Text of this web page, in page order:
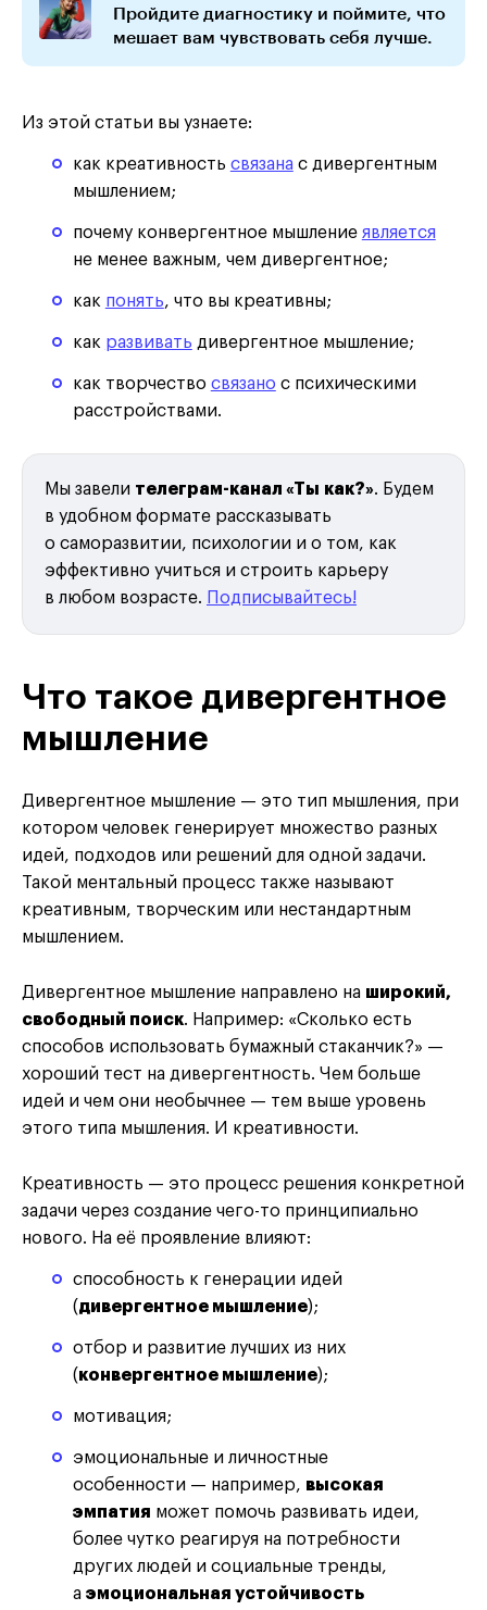
Пройдите диагностику и поймите, что
мешает вам чувствовать себя лучше.
Из этой статьи вы узнаете:
как креативность связана с дивергентным
мышлением;
почему конвергентное мышление является
не менее важным, чем дивергентное;
как понять, что вы креативны;
как развивать дивергентное мышление;
как творчество связано с психическими
расстройствами.
Мы завели телеграм-канал «Ты как?». Будем
в удобном формате рассказывать
о саморазвитии, психологии и о том, как
эффективно учиться и строить карьеру
в любом возрасте. Подписывайтесь!
Что такое дивергентное
мышление
Дивергентное мышление — это тип мышления, при
котором человек генерирует множество разных
идей, подходов или решений для одной задачи.
Такой ментальный процесс также называют
креативным, творческим или нестандартным
мышлением.
Дивергентное мышление направлено на широкий,
свободный поиск. Например: «Сколько есть
способов использовать бумажный стаканчик?» —
хороший тест на дивергентность. Чем больше
идей и чем они необычнее — тем выше уровень
этого типа мышления. И креативности.
Креативность — это процесс решения конкретной
задачи через создание чего-то принципиально
нового. На её проявление влияют:
способность к генерации идей
(дивергентное мышление);
отбор и развитие лучших из них
(конвергентное мышление);
мотивация;
эмоциональные и личностные
особенности — например, высокая
эмпатия может помочь развивать идеи,
более чутко реагируя на потребности
других людей и социальные тренды,
а эмоциональная устойчивость